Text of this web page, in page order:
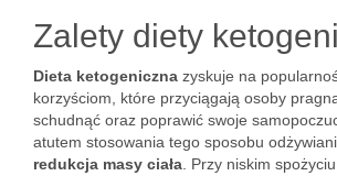
Zalety diety
Dieta ketogeniczna zyskuje na
korzyściom, które przyciągają osoby
schudnąć oraz poprawić swoje
atutem stosowania tego sposobu
redukcja masy ciała . Przy niskim